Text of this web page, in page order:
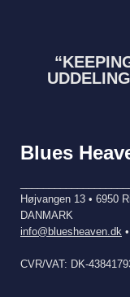
Blues
Højvangen 13 • 6950
DANMARK
info@bluesheaven.dk •
CVR/VAT: DK-